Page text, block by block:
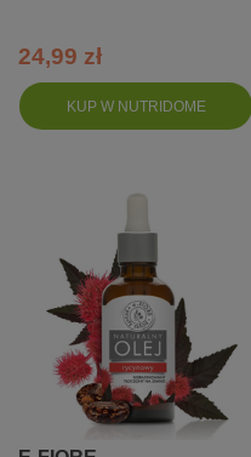
KUP W NUTRIDOME
24,99 zł